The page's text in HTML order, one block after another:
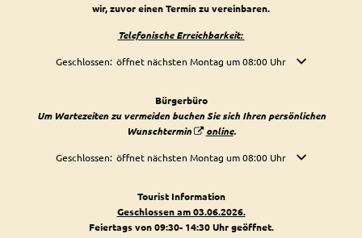
wir, zuvor einen Termin zu vereinbaren.
Telefonische Erreichbarkeit:
Klicken, um weitere Öffnungs- oder Schließzeiten auszublenden
Geschlossen: öffnet nächsten Montag um 08:00 Uhr
Bürgerbüro
Um Wartezeiten zu vermeiden buchen Sie sich Ihren persönlichen
Wunschtermin
online.
Klicken, um weitere Öffnungs- oder Schließzeiten auszublenden
Geschlossen: öffnet nächsten Montag um 08:00 Uhr
Tourist Information
Geschlossen am 03.06.2026.
Feiertags von 09:30- 14:30 Uhr geöffnet.